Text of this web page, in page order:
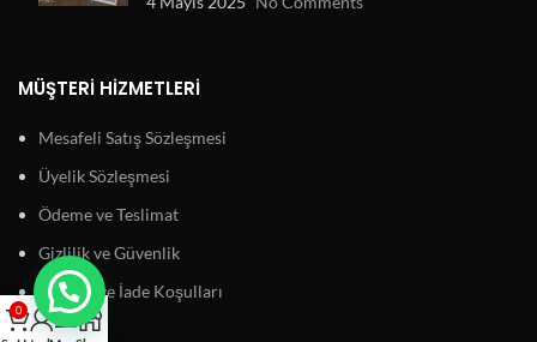
MÜŞTERI HIZMETLERI
Mesafeli Satış Sözleşmesi
Üyelik Sözleşmesi
Ödeme ve Teslimat
Gizlilik ve Güvenlik
Garanti ve İade Koşulları
0